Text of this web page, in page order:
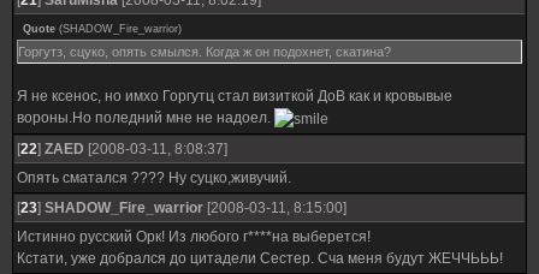
Quote (SHADOW_Fire_warrior)
Горгутз, сцуко, опять смылся. Когда ж он подохнет, скатина?
Я не ксенос, но имхо Горгутц стал визиткой ДоВ как и кровывые
вороны.Но поледний мне не надоел.
[22] ZAED [2008-03-11, 8:08:37]
Опять сматался ???? Ну суцко,живучий.
[23] SHADOW_Fire_warrior [2008-03-11, 8:15:00]
Истинно русский Орк! Из любого г****на выберется!
Кстати, уже добрался до цитадели Сестер. Сча меня будут ЖЕЧЧЬЬЬ!